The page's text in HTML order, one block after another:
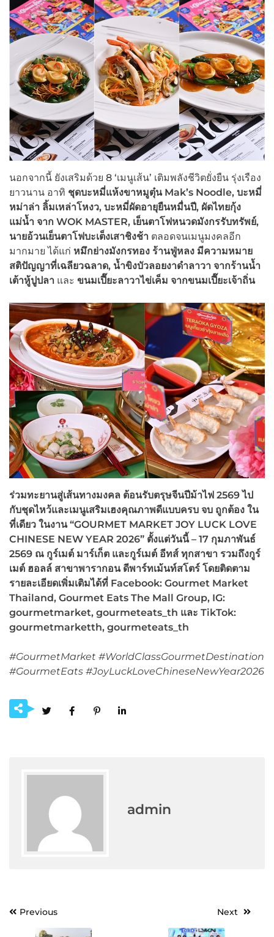
นอกจากนี้ ยังเสริมด้วย 8 ‘เมนูเส้น’ เติมพลังชีวิตยั่งยืน รุ่งเรือง
ยาวนาน อาทิ ชุดบะหมี่แห้งขาหมูตุ๋น Mak’s Noodle, บะหมี่
หม่าล่า ลิ้มเหล่าโหงว, บะหมี่ผัดอายุยืนหมื่นปี, ผัดไทยกุ้ง
แม่น้ำ จาก WOK MASTER, เย็นตาโฟหนวดมังกรรับทรัพย์,
นายอ้วนเย็นตาโฟบะเต็งเสาชิงช้า ตลอดจนเมนูมงคลอีก
มากมาย ได้แก่ หมึกย่างมังกรทอง ร้านฟู่หลง มีความหมาย
สติปัญญาที่เฉลียวฉลาด, น้ำขิงบัวลอยงาดำลาวา จากร้านน้ำ
เต้าหู้ปูปลา และ ขนมเปี๊ยะลาวาไข่เค็ม จากขนมเปี๊ยะเจ้าถิ่น
ร่วมทะยานสู่เส้นทางมงคล ต้อนรับตรุษจีนปีม้าไฟ 2569 ไป
กับชุดไหว้และเมนูเสริมเฮงคุณภาพดีแบบครบ จบ ถูกต้อง ใน
ที่เดียว ในงาน “GOURMET MARKET JOY LUCK LOVE
CHINESE NEW YEAR 2026” ตั้งแต่วันนี้ – 17 กุมภาพันธ์
2569 ณ กูร์เมต์ มาร์เก็ต และกูร์เมต์ อีทส์ ทุกสาขา รวมถึงกูร์
เมต์ ฮอลล์ สาขาพารากอน ดีพาร์ทเม้นท์สโตร์ โดยติดตาม
รายละเอียดเพิ่มเติมได้ที่ Facebook: Gourmet Market
Thailand, Gourmet Eats The Mall Group, IG:
gourmetmarket, gourmeteats_th และ TikTok:
gourmetmarketth, gourmeteats_th
#GourmetMarket #WorldClassGourmetDestination
#GourmetEats #JoyLuckLoveChineseNewYear2026
admin
PostPrevious Next